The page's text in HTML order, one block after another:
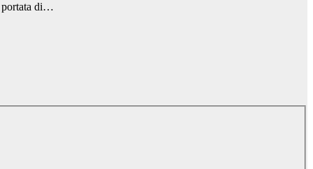
portata di…